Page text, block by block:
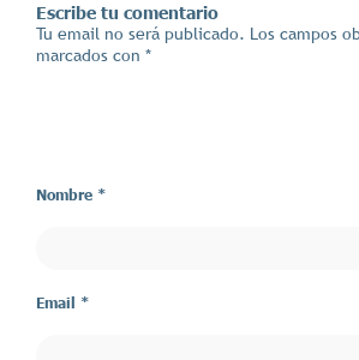
Escribe tu comentario
Tu email no será publicado. Los campos
marcados con *
Nombre *
Email *